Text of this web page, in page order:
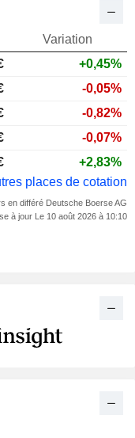
Variation
+0,45%
-0,05%
-0,82%
-0,07%
+2,83%
places de cotation
en différé Deutsche Boerse AG
à jour Le 10 août 2026 à 10:10